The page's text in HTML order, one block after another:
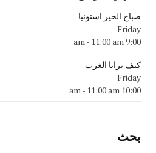
صباح الخير استونيا
Friday
9:00 am
- 11:00 am
كيف يرانا الغرب
Friday
10:00 am
- 11:00 am
بحث